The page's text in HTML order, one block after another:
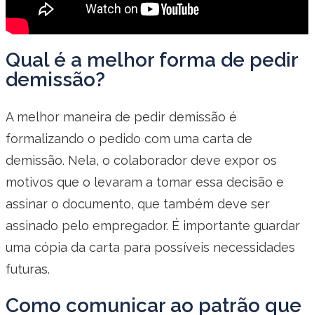
Qual é a melhor forma de pedir
demissão?
A melhor maneira de pedir demissão é
formalizando o pedido com uma carta de
demissão. Nela, o colaborador deve expor os
motivos que o levaram a tomar essa decisão e
assinar o documento, que também deve ser
assinado pelo empregador. É importante guardar
uma cópia da carta para possíveis necessidades
futuras.
Como comunicar ao patrão que